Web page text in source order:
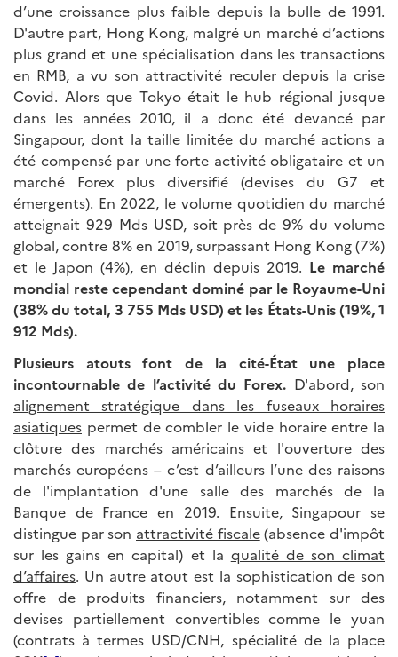
d’une croissance plus faible depuis la bulle de 1991.
D'autre part, Hong Kong, malgré un marché d’actions
plus grand et une spécialisation dans les transactions
en RMB, a vu son attractivité reculer depuis la crise
Covid. Alors que Tokyo était le hub régional jusque
dans les années 2010, il a donc été devancé par
Singapour, dont la taille limitée du marché actions a
été compensé par une forte activité obligataire et un
marché Forex plus diversifié (devises du G7 et
émergents). En 2022, le volume quotidien du marché
atteignait 929 Mds USD, soit près de 9% du volume
global, contre 8% en 2019, surpassant Hong Kong (7%)
et le Japon (4%), en déclin depuis 2019. Le marché
mondial reste cependant dominé par le Royaume-Uni
(38% du total, 3 755 Mds USD) et les États-Unis (19%, 1
912 Mds).
Plusieurs atouts font de la cité-État une place
incontournable de l’activité du Forex. D'abord, son
alignement stratégique dans les fuseaux horaires
asiatiques permet de combler le vide horaire entre la
clôture des marchés américains et l'ouverture des
marchés européens – c’est d’ailleurs l’une des raisons
de l'implantation d'une salle des marchés de la
Banque de France en 2019. Ensuite, Singapour se
distingue par son attractivité fiscale(absence d'impôt
sur les gains en capital) et la qualité de son climat
d’affaires. Un autre atout est la sophistication de son
offre de produits financiers, notamment sur des
devises partiellement convertibles comme le yuan
(contrats à termes USD/CNH, spécialité de la place